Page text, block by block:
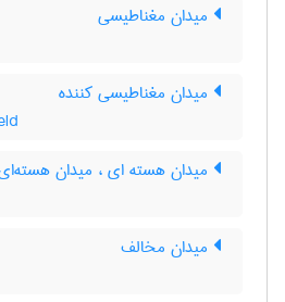
میدان مغناطیسی
میدان مغناطیسی کننده
میدان هسته ای ، میدان
میدان مخالف